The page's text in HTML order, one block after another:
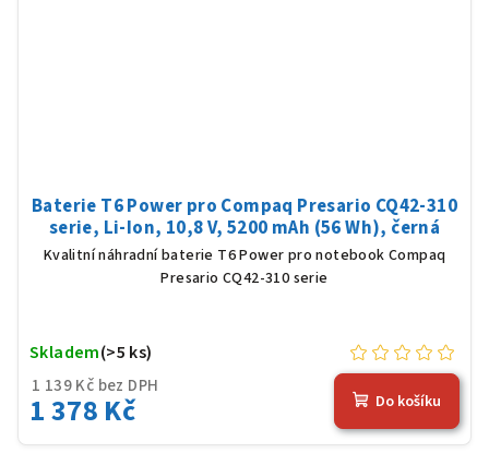
Baterie T6 Power pro Compaq Presario CQ42-310
serie, Li-Ion, 10,8 V, 5200 mAh (56 Wh), černá
Kvalitní náhradní baterie T6 Power pro notebook Compaq
Presario CQ42-310 serie
1 139 Kč bez DPH
1 378 Kč
Skladem(>5 ks)
Do košíku